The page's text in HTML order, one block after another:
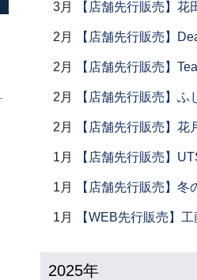
3月 【店舗先行販売】
2月 【店舗先行販売】
2月 【店舗先行販売】
2月 【店舗先行販売】
2月 【店舗先行販売】花
1月 【店舗先行販売】
1月 【店舗先行販売】冬
1月 【WEB先行販売】
2025年